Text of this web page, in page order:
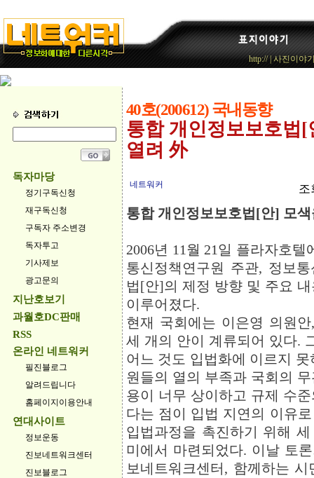
http://|사진이야
독자마당
정기구독신청
재구독신청
구독자 주소변경
독자투고
기사제보
광고문의
지난호보기
과월호DC판매
RSS
온라인 네트워커
필진블로그
알려드립니다
홈페이지이용안내
연대사이트
정보운동
진보네트워크센터
진보블로그
40호(200612) 국내동향
통합 개인정보보호법
열려 外
네트워커 조
통합 개인정보보호법[안] 모
2006년 11월 21일 플라자호
통신정책연구원 주관, 정보
법[안]의 제정 방향 및 주요
이루어졌다.
현재 국회에는 이은영 의원
세 개의 안이 계류되어 있다.
어느 것도 입법화에 이르지
원들의 열의 부족과 국회의
용이 너무 상이하고 규제 수
다는 점이 입법 지연의 이유
입법과정을 촉진하기 위해
미에서 마련되었다. 이날 토
보네트워크센터, 함께하는